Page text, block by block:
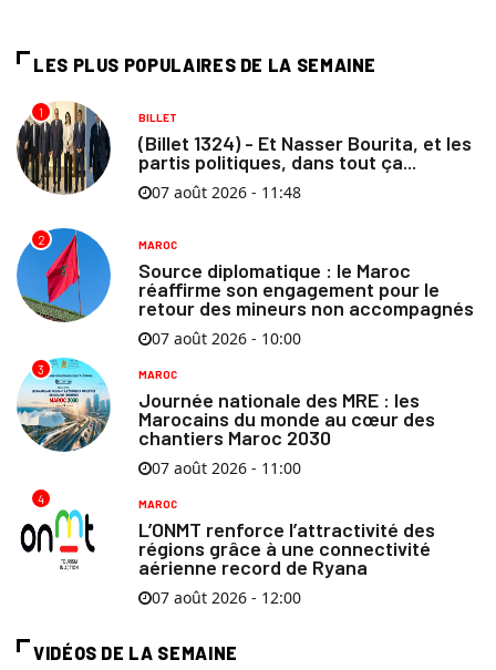
LES PLUS POPULAIRES DE LA SEMAINE
1 BILLET
(Billet 1324) - Et Nasser Bourita, et les
partis politiques, dans tout ça...
07 août 2026 - 11:48
2 MAROC
Source diplomatique : le Maroc
réaffirme son engagement pour le
retour des mineurs non accompagnés
07 août 2026 - 10:00
3 MAROC
Journée nationale des MRE : les
Marocains du monde au cœur des
chantiers Maroc 2030
07 août 2026 - 11:00
4 MAROC
L’ONMT renforce l’attractivité des
régions grâce à une connectivité
aérienne record de Ryana
07 août 2026 - 12:00
VIDÉOS DE LA SEMAINE